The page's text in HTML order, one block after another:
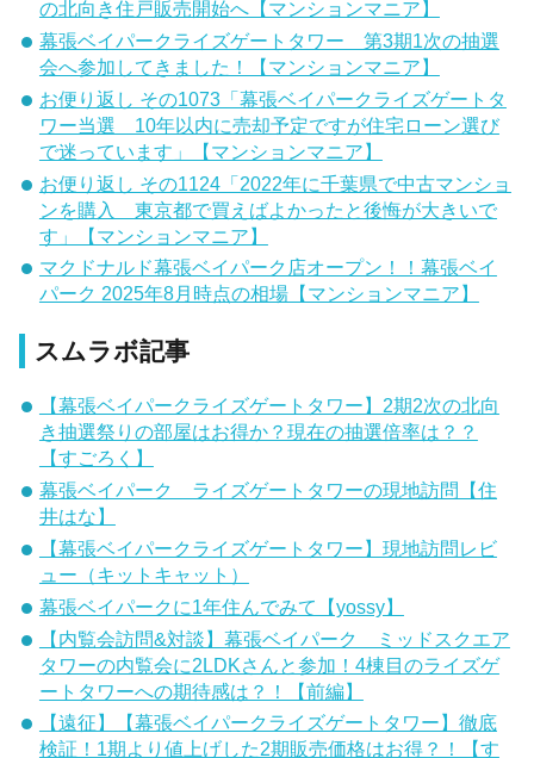
の北向き住戸販売開始へ【マンションマニア】
幕張ベイパークライズゲートタワー 第3期1次の抽選
会へ参加してきました！【マンションマニア】
お便り返し その1073「幕張ベイパークライズゲートタ
ワー当選 10年以内に売却予定ですが住宅ローン選び
で迷っています」【マンションマニア】
お便り返し その1124「2022年に千葉県で中古マンショ
ンを購入 東京都で買えばよかったと後悔が大きいで
す」【マンションマニア】
マクドナルド幕張ベイパーク店オープン！！幕張ベイ
パーク 2025年8月時点の相場【マンションマニア】
スムラボ記事
【幕張ベイパークライズゲートタワー】2期2次の北向
き抽選祭りの部屋はお得か？現在の抽選倍率は？？
【すごろく】
幕張ベイパーク ライズゲートタワーの現地訪問【住
井はな】
【幕張ベイパークライズゲートタワー】現地訪問レビ
ュー（キットキャット）
幕張ベイパークに1年住んでみて【yossy】
【内覧会訪問&対談】幕張ベイパーク ミッドスクエア
タワーの内覧会に2LDKさんと参加！4棟目のライズゲ
ートタワーへの期待感は？！【前編】
【遠征】【幕張ベイパークライズゲートタワー】徹底
検証！1期より値上げした2期販売価格はお得？！【す